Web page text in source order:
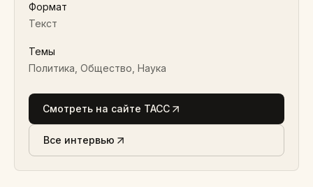
Формат
Текст
Темы
Политика, Общество, Наука
Смотреть на сайте ТАСС
Все интервью